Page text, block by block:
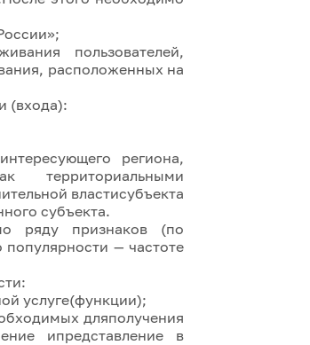
пользователей,
расположенных на
(входа):
региона,
территориальными
властисубъекта
субъекта.
ряду признаков (по
— частоте
услуге(функции);
дляполучения
ипредставление в